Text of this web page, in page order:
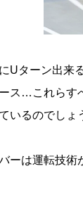
Uターン出来
ス…これらす
いるのでしょ
ーは運転技術